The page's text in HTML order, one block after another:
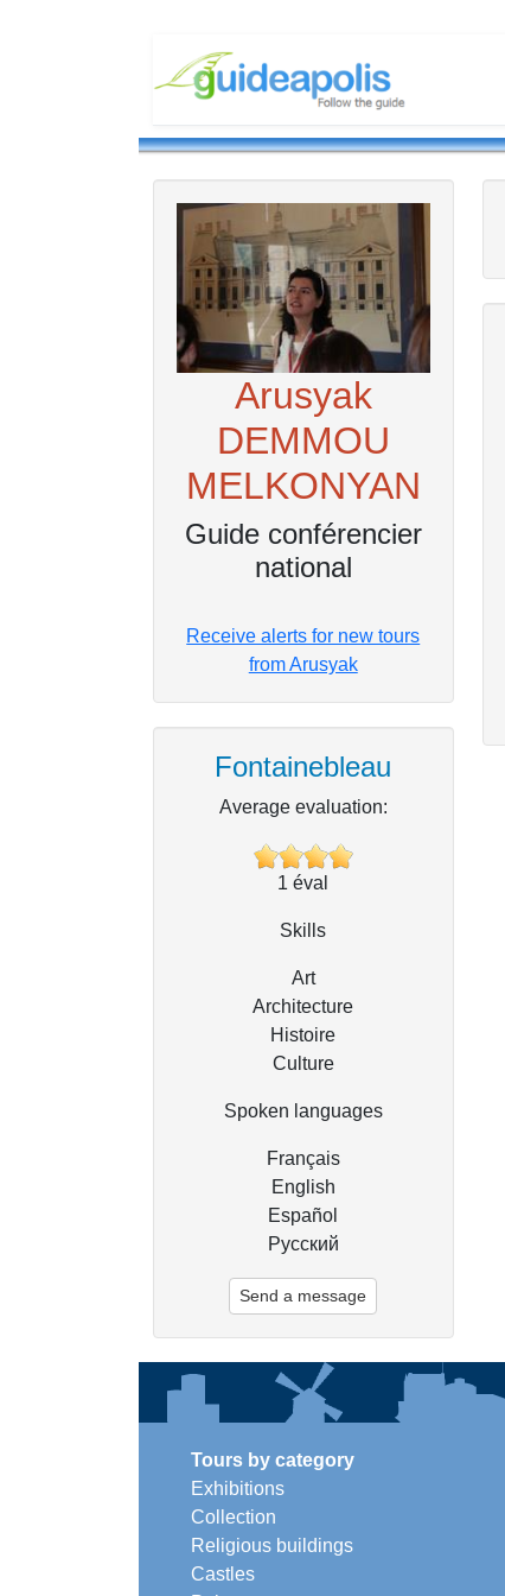
Arusyak
DEMMOU
MELKONYAN
Guide conférencier
national
Receive alerts for new tours
from Arusyak
Fontainebleau
Average evaluation:
1 éval
Skills
Art
Architecture
Histoire
Culture
Spoken languages
Français
English
Español
Русский
Send a message
Tours by category
Exhibitions
Collection
Religious buildings
Castles